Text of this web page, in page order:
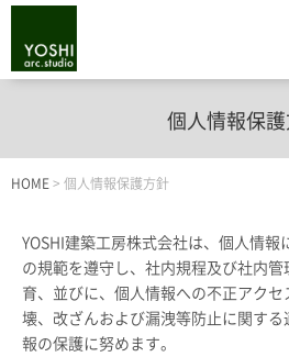
個人情報保
HOME > 個人情報保護方針
YOSHI建築工房株式会社は、個人情報
の規範を遵守し、社内規程及び社内
育、並びに、個人情報への不正アク
壊、改ざんおよび漏洩等防止に関す
報の保護に努めます。